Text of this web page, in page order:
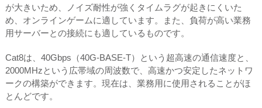
が大きいため、ノイズ耐性が強くタイムラグが起きにくいた
め、オンラインゲームに適しています。また、負荷が高い業務
用サーバーとの接続にも適しているものです。
Cat8は、40Gbps（40G-BASE-T）という超高速の通信速度と、
2000MHzという広帯域の周波数で、高速かつ安定したネットワ
ークの構築ができます。現在は、業務用に使用されることがほ
とんどです。